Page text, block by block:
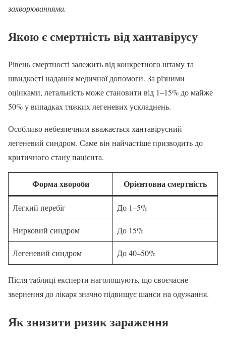
захворюваннями.
Якою є смертність від хантавірусу
Рівень смертності залежить від конкретного штаму та
швидкості надання медичної допомоги. За різними
оцінками, летальність може становити від 1–15% до майже
50% у випадках тяжких легеневих ускладнень.
Особливо небезпечним вважається хантавірусний
легеневий синдром. Саме він найчастіше призводить до
критичного стану пацієнта.
Форма хвороби Орієнтовна смертність
Легкий перебіг До 1–5%
Нирковий синдром До 15%
Легеневий синдром До 40–50%
Після таблиці експерти наголошують, що своєчасне
звернення до лікаря значно підвищує шанси на одужання.
Як знизити ризик зараження